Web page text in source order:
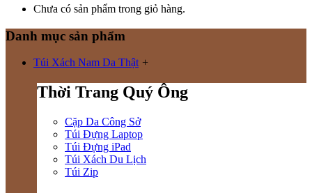
Chưa có sản phẩm trong giỏ hàng.
Danh mục sản phẩm
Túi Xách Nam Da Thật +
Thời Trang Quý Ông
Cặp Da Công Sở
Túi Đựng Laptop
Túi Đựng iPad
Túi Xách Du Lịch
Túi Zip